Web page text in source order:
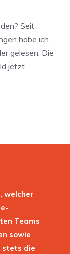
Seit
habe ich
gelesen. Die
jetzt
welcher
Teams
sowie
stets die